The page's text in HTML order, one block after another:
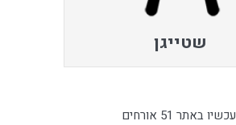
שטייגן
עכשיו באתר 51 אורחים